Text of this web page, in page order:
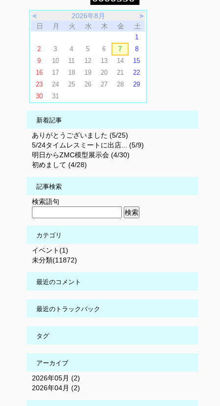
＜ 2026年8月
＞
日
月 火 水 木 金 土
1
2
3 4 5 6 7
8
9
10 11 12 13 14
15
16
17 18 19 20 21
22
23
24 25 26 27 28
29
30
31
新着記事
ありがとうございました (5/25)
5/24タイムレスミートに出店... (5/9)
明日からZMC模型展示会 (4/30)
初めまして (4/28)
記事検索
検索語句
カテゴリ
イベント(1)
未分類(11872)
最近のコメント
最近のトラックバック
タグ
アーカイブ
2026年05月 (2)
2026年04月 (2)